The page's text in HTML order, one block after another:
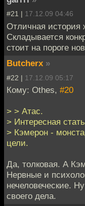
#21 | 17.12.09 04:46
Отличная история
Складывается
стоит на пороге
Butcherx »
#22 | 17.12.09 05:17
Кому: Othes, #20
> > Атас.
> Интересная
> Кэмерон -
цели.
Да, толковая. А
Нервные и
нечеловеческие.
своего дела.